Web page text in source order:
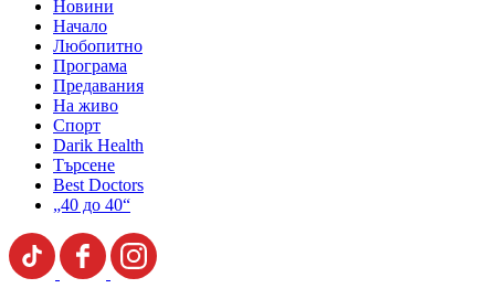
Новини
Начало
Любопитно
Програма
Предавания
На живо
Спорт
Darik Health
Търсене
Best Doctors
„40 до 40“